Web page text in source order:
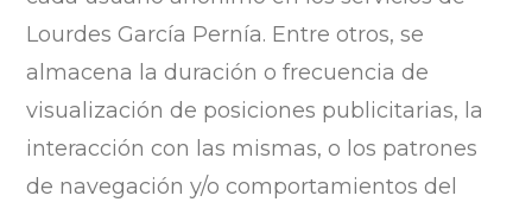
Lourdes García Pernía. Entre otros, se
almacena la duración o frecuencia de
visualización de posiciones publicitarias, la
interacción con las mismas, o los patrones
de navegación y/o comportamientos del